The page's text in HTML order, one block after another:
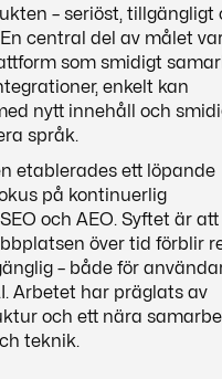
– seriöst, tillgängligt
central del av målet
som smidigt
enkelt kan
nytt innehåll och
språk.
etablerades ett löpande
på kontinuerlig
och AEO. Syftet är att
över tid förblir
– både för
Arbetet har präglats av
och ett nära
teknik.